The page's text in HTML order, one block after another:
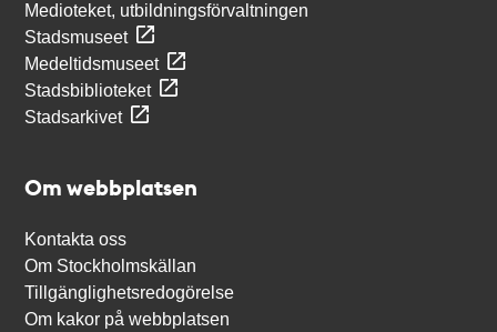
Medioteket, utbildningsförvaltningen
Stadsmuseet
Medeltidsmuseet
Stadsbiblioteket
Stadsarkivet
Om webbplatsen
Kontakta oss
Om Stockholmskällan
Tillgänglighetsredogörelse
Om kakor på webbplatsen